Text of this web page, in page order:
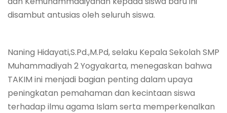
disambut antusias oleh seluruh siswa.
Naning Hidayati,S.Pd.,M.Pd, selaku Kepala Sekolah SMP
Muhammadiyah 2 Yogyakarta, menegaskan bahwa
TAKIM ini menjadi bagian penting dalam upaya
peningkatan pemahaman dan kecintaan siswa
terhadap ilmu agama Islam serta memperkenalkan